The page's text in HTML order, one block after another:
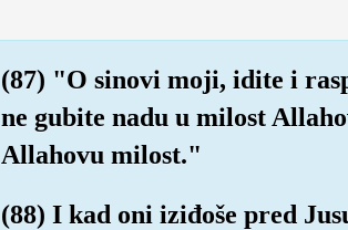
(87) "O sinovi moji, idite i
ne gubite nadu u milost
Allahovu milost."
(88) I kad oni iziđoše pred